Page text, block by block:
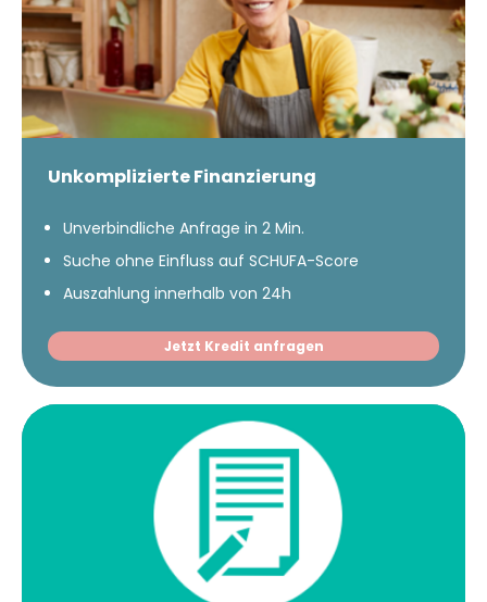
Unkomplizierte Finanzierung
Unverbindliche Anfrage in 2 Min.
Suche ohne Einfluss auf SCHUFA-Score
Auszahlung innerhalb von 24h
Jetzt Kredit anfragen